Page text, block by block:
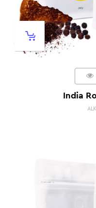
India